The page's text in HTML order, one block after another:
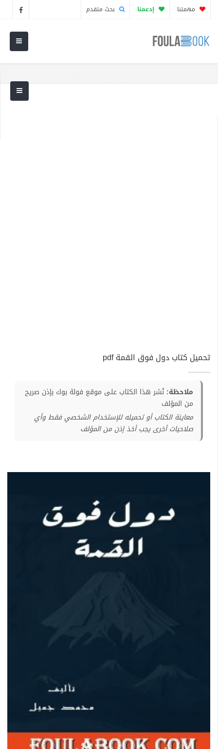
مهمتنا إدعمنا بحث متقدم
تحميل كتاب دول فوق القمة pdf
ملاحظة: نُشر هذا الكتاب على موقع فولة بوك بإذن صريح
من المؤلف
معاينة الكتاب أو تحميله للإستخدام الشخصي فقط وأي
صلاحيات أخرى يجب أخذ إذن من المؤلف